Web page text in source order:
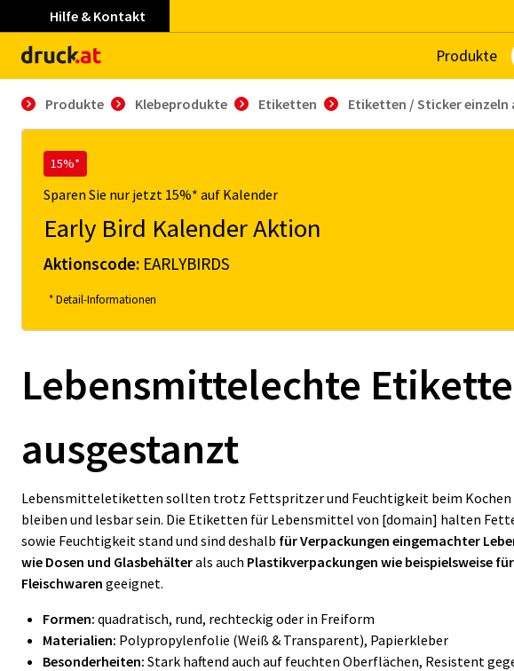
Hilfe & Kontakt
Pro­duk­te
Produkte Klebeprodukte Etiketten Etiketten / Sticker einzeln
15%*
Sparen Sie nur jetzt 15%* auf Kalender
Early Bird Kalender Aktion
Aktionscode: EARLYBIRDS
* Detail-Informationen
Lebensmittelechte
ausgestanzt
Lebensmitteletiketten sollten trotz Fettspritzer und Feuchtigkeit beim Kochen
bleiben und lesbar sein. Die Etiketten für Lebensmittel von [domain] halten
sowie Feuchtigkeit stand und sind deshalb für Verpackungen eingemachter
wie Dosen und Glasbehälterals auch Plastikverpackungen wie beispielsweise
Fleischwaren geeignet.
Formen: quadratisch, rund, rechteckig oder in Freiform
Materialien: Polypropylenfolie (Weiß & Transparent), Papierkleber
Besonderheiten: Stark haftend auch auf feuchten Oberflächen, Resistent